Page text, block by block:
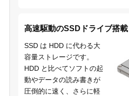
高速駆動のSSDドライブ搭載
SSD は HDD に代わる大
容量ストレージです。
HDD と比べてソフトの起
動やデータの読み書きが
圧倒的に速く、さらに軽